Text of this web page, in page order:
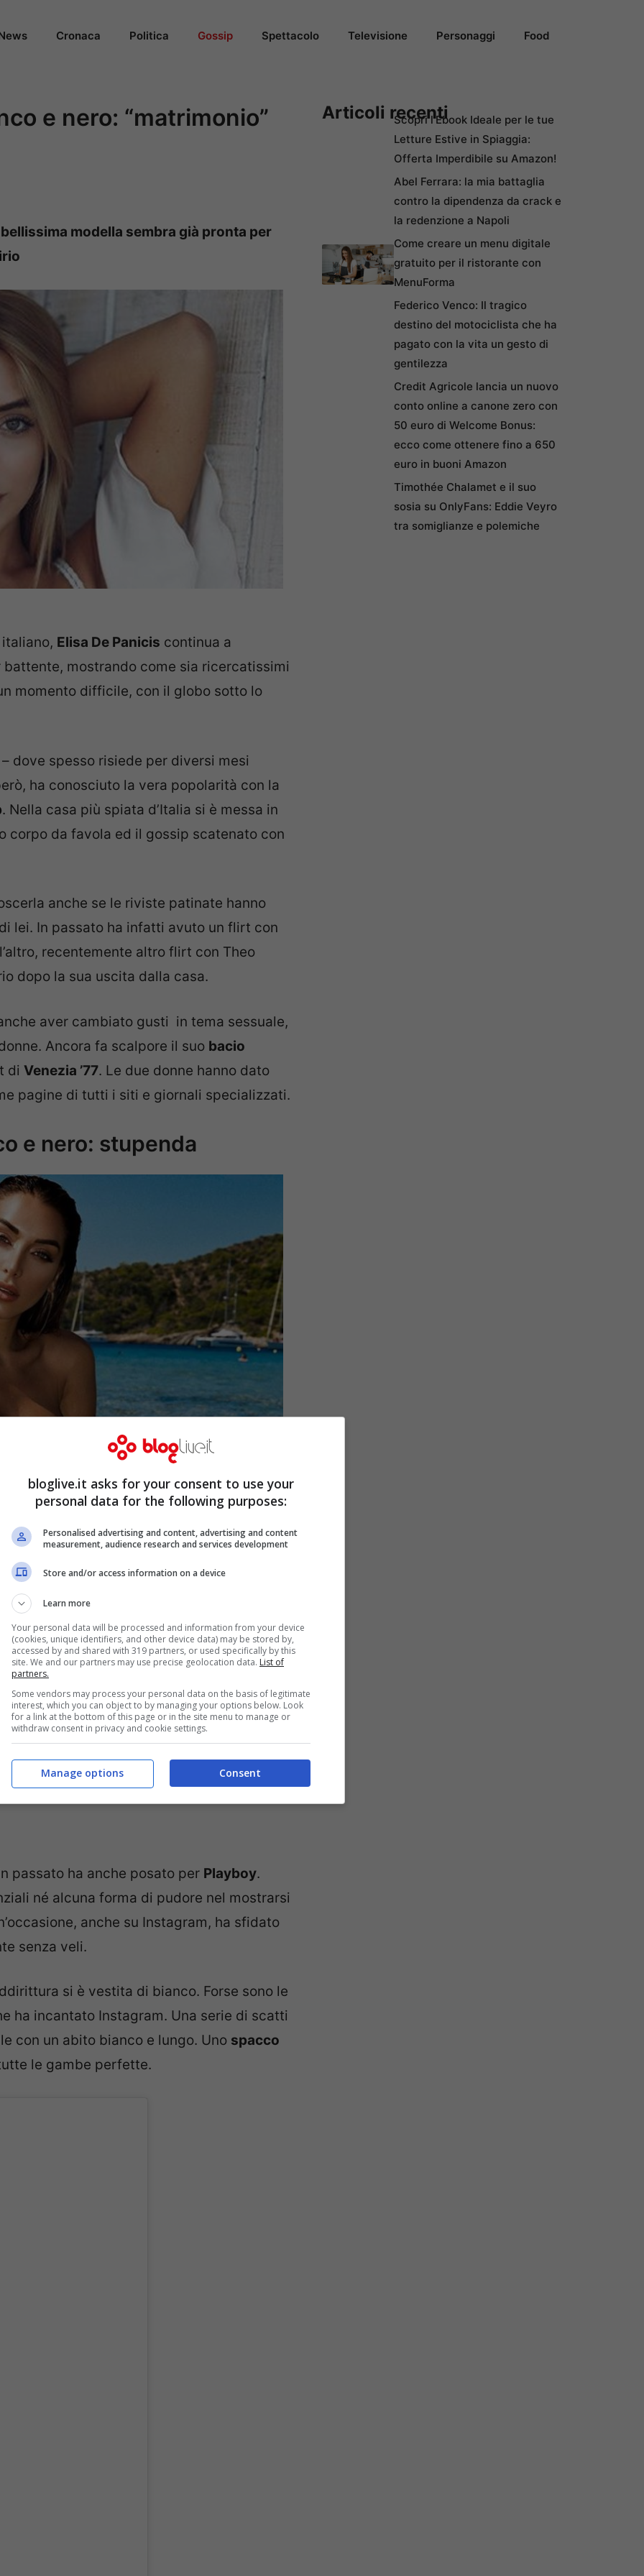
Cronaca Politica Gossip Spettacolo Televisione Personaggi Food
e nero: “matrimonio”
modella sembra già pronta per
Elisa De Panicis continua a
mostrando come sia ricercatissimi
momento difficile, con il globo sotto lo
dove spesso risiede per diversi mesi
ha conosciuto la vera popolarità con la
. Nella casa più spiata d’Italia si è messa in
corpo da favola ed il gossip scatenato con
anche se le riviste patinate hanno
lei. In passato ha infatti avuto un flirt con
recentemente altro flirt con Theo
dopo la sua uscita dalla casa.
aver cambiato gusti in tema sessuale,
Ancora fa scalpore il suo bacio
di Venezia ’77. Le due donne hanno dato
pagine di tutti i siti e giornali specializzati.
e nero: stupenda
ha però ammesso di avere un gran
più di un’occasione come non si sia
ha infatti svelato come, se al momento
sia assidua ed importante.
passato ha anche posato per Playboy.
né alcuna forma di pudore nel mostrarsi
anche su Instagram, ha sfidato
senza veli.
si è vestita di bianco. Forse sono le
ha incantato Instagram. Una serie di scatti
con un abito bianco e lungo. Uno spacco
le gambe perfette.
Articoli recentiScopri l’Ebook Ideale per le tue
Letture Estive in Spiaggia:
Offerta Imperdibile su Amazon!
Abel Ferrara: la mia battaglia
contro la dipendenza da crack e
la redenzione a Napoli
Come creare un menu digitale
gratuito per il ristorante con
MenuForma
Federico Venco: Il tragico
destino del motociclista che ha
pagato con la vita un gesto di
gentilezza
Credit Agricole lancia un nuovo
conto online a canone zero con
50 euro di Welcome Bonus:
ecco come ottenere fino a 650
euro in buoni Amazon
Timothée Chalamet e il suo
sosia su OnlyFans: Eddie Veyro
tra somiglianze e polemiche
bloglive.it asks for your consent to use your
personal data for the following purposes:
Personalised advertising and content, advertising and content
measurement, audience research and services development
Store and/or access information on a device
Learn more
Your personal data will be processed and information from your device
(cookies, unique identifiers, and other device data) may be stored by,
accessed by and shared with 319 partners, or used specifically by this
site. We and our partners may use precise geolocation data. List of
partners.
Some vendors may process your personal data on the basis of legitimate
interest, which you can object to by managing your options below. Look
for a link at the bottom of this page or in the site menu to manage or
withdraw consent in privacy and cookie settings.
Consent
Manage options